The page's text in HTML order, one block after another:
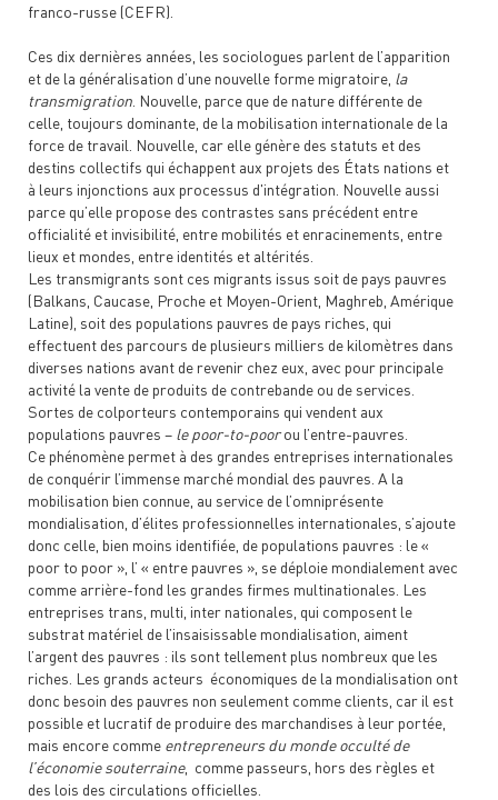
franco-russe (CEFR).
Ces dix dernières années, les sociologues parlent de l’apparition
et de la généralisation d’une nouvelle forme migratoire, la
transmigration . Nouvelle, parce que de nature différente de
celle, toujours dominante, de la mobilisation internationale de la
force de travail. Nouvelle, car elle génère des statuts et des
destins collectifs qui échappent aux projets des États nations et
à leurs injonctions aux processus d'intégration. Nouvelle aussi
parce qu’elle propose des contrastes sans précédent entre
officialité et invisibilité, entre mobilités et enracinements, entre
lieux et mondes, entre identités et altérités.
Les transmigrants sont ces migrants issus soit de pays pauvres
(Balkans, Caucase, Proche et Moyen-Orient, Maghreb, Amérique
Latine), soit des populations pauvres de pays riches, qui
effectuent des parcours de plusieurs milliers de kilomètres dans
diverses nations avant de revenir chez eux, avec pour principale
activité la vente de produits de contrebande ou de services.
Sortes de colporteurs contemporains qui vendent aux
populations pauvres – le poor-to-poorou l’entre-pauvres.
Ce phénomène permet à des grandes entreprises internationales
de conquérir l’immense marché mondial des pauvres. A la
mobilisation bien connue, au service de l’omniprésente
mondialisation, d’élites professionnelles internationales, s’ajoute
donc celle, bien moins identifiée, de populations pauvres : le «
poor to poor », l’ « entre pauvres », se déploie mondialement avec
comme arrière-fond les grandes firmes multinationales. Les
entreprises trans, multi, inter nationales, qui composent le
substrat matériel de l’insaisissable mondialisation, aiment
l’argent des pauvres : ils sont tellement plus nombreux que les
riches. Les grands acteurs économiques de la mondialisation ont
donc besoin des pauvres non seulement comme clients, car il est
possible et lucratif de produire des marchandises à leur portée,
mais encore comme entrepreneurs du monde occulté de
l’économie souterraine, comme passeurs, hors des règles et
des lois des circulations officielles.